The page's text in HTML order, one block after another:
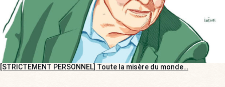
[STRICTEMENT PERSONNEL] Toute la misère du monde…